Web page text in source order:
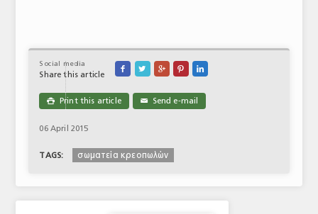
Social media
Share this article
    
 Print this article ✉ Send e-mail
06 April 2015
TAGS: σωματεία κρεοπωλών